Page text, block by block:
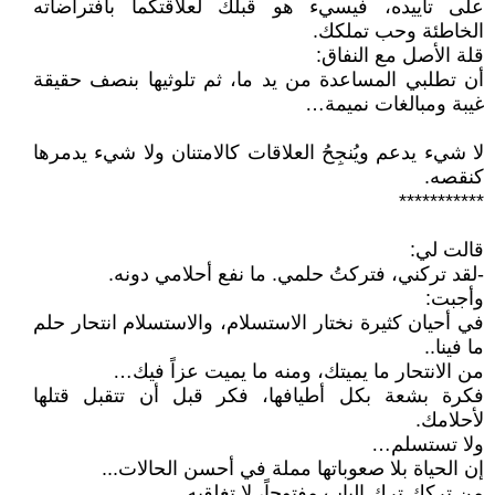
على تأييده، فيسيء هو قبلك لعلاقتكما بافتراضاته
الخاطئة وحب تملكك.
قلة الأصل مع النفاق:
أن تطلبي المساعدة من يد ما، ثم تلوثيها بنصف حقيقة
غيبة ومبالغات نميمة…
لا شيء يدعم ويُنجِحُ العلاقات كالامتنان ولا شيء يدمرها
كنقصه.
***********
قالت لي:
-لقد تركني، فتركتُ حلمي. ما نفع أحلامي دونه.
وأجبت:
في أحيان كثيرة نختار الاستسلام، والاستسلام انتحار حلم
ما فينا..
من الانتحار ما يميتك، ومنه ما يميت عزاً فيك…
فكرة بشعة بكل أطيافها، فكر قبل أن تتقبل قتلها
لأحلامك.
ولا تستسلم…
إن الحياة بلا صعوباتها مملة في أحسن الحالات...